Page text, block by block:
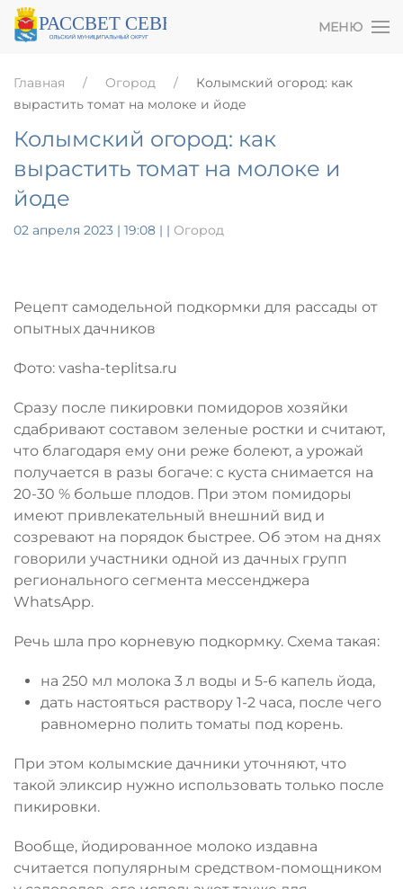
МЕНЮ
Главная Огород
Колымский огород: как
вырастить томат на молоке и йоде
Колымский огород: как
вырастить томат на молоке и
йоде
02 апреля 2023 | 19:08 | | Огород
Рецепт самодельной подкормки для рассады от
опытных дачников
Фото: vasha-teplitsa.ru
Сразу после пикировки помидоров хозяйки
сдабривают составом зеленые ростки и считают,
что благодаря ему они реже болеют, а урожай
получается в разы богаче: с куста снимается на
20-30 % больше плодов. При этом помидоры
имеют привлекательный внешний вид и
созревают на порядок быстрее. Об этом на днях
говорили участники одной из дачных групп
регионального сегмента мессенджера
WhatsApp.
Речь шла про корневую подкормку. Схема такая:
на 250 мл молока 3 л воды и 5-6 капель йода,
дать настояться раствору 1-2 часа, после чего
равномерно полить томаты под корень.
При этом колымские дачники уточняют, что
такой эликсир нужно использовать только после
пикировки.
Вообще, йодированное молоко издавна
считается популярным средством-помощником